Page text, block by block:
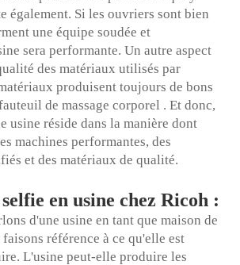
également. Si les ouvriers sont bien
une équipe soudée et
sera performante. Un autre aspect
des matériaux utilisés par
produisent toujours de bons
de massage corporel . Et donc,
usine réside dans la manière dont
machines performantes, des
et des matériaux de qualité.
en usine chez Ricoh :
d'une usine en tant que maison de
référence à ce qu'elle est
L'usine peut-elle produire les